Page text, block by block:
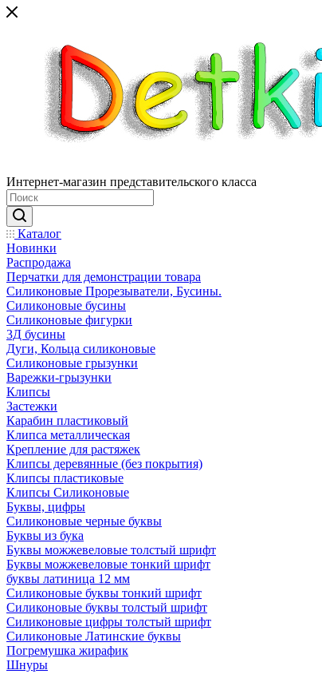
Интернет-магазин представительского класса
Каталог
Новинки
Распродажа
Перчатки для демонстрации товара
Силиконовые Прорезыватели, Бусины.
Силиконовые бусины
Силиконовые фигурки
3Д бусины
Дуги, Кольца силиконовые
Силиконовые грызунки
Варежки-грызунки
Клипсы
Застежки
Карабин пластиковый
Клипса металлическая
Крепление для растяжек
Клипсы деревянные (без покрытия)
Клипсы пластиковые
Клипсы Силиконовые
Буквы, цифры
Силиконовые черные буквы
Буквы из бука
Буквы можжевеловые толстый шрифт
Буквы можжевеловые тонкий шрифт
буквы латиница 12 мм
Силиконовые буквы тонкий шрифт
Силиконовые буквы толстый шрифт
Силиконовые цифры толстый шрифт
Силиконовые Латинские буквы
Погремушка жирафик
Шнуры